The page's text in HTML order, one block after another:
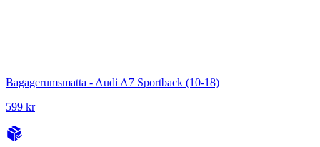
Bagagerumsmatta - Audi A7 Sportback (10-18)
599 kr